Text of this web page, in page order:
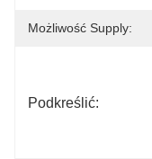
Możliwość Supply:
Podkreślić: